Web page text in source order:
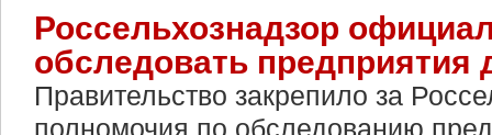
Россельхознадзор
обследовать предприятия
Правительство закрепило за
полномочия по обследованию